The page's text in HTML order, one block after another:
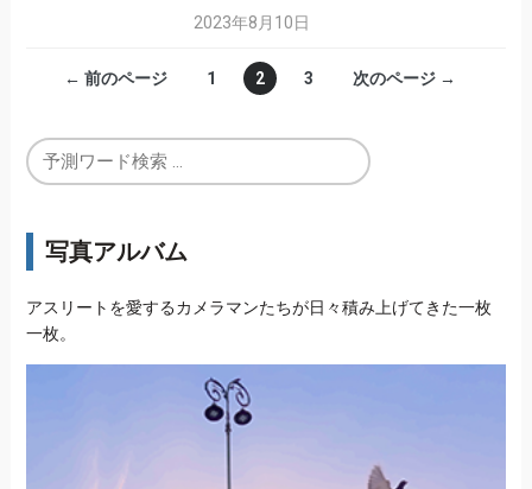
2023年8月10日
← 前のページ 1 2 3 次のページ →
写真アルバム
アスリートを愛するカメラマンたちが日々積み上げてきた一枚
一枚。